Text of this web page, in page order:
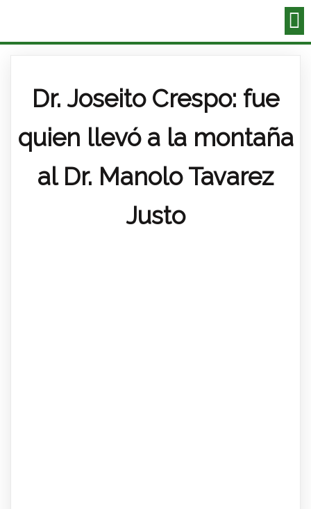
Dr. Joseito Crespo: fue
quien llevó a la montaña
al Dr. Manolo Tavarez
Justo